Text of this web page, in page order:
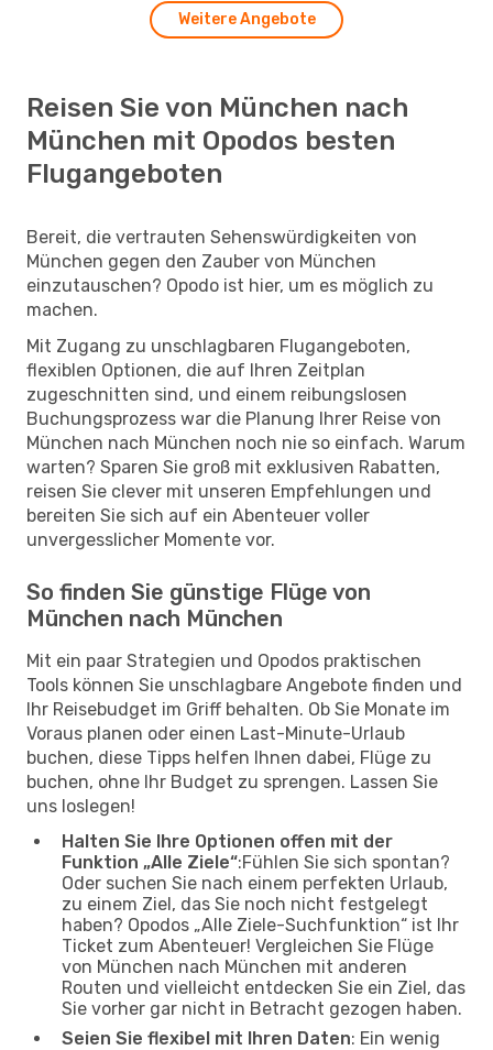
Weitere Angebote
Reisen Sie von München nach
München mit Opodos besten
Flugangeboten
Bereit, die vertrauten Sehenswürdigkeiten von
München gegen den Zauber von München
einzutauschen? Opodo ist hier, um es möglich zu
machen.
Mit Zugang zu unschlagbaren Flugangeboten,
flexiblen Optionen, die auf Ihren Zeitplan
zugeschnitten sind, und einem reibungslosen
Buchungsprozess war die Planung Ihrer Reise von
München nach München noch nie so einfach. Warum
warten? Sparen Sie groß mit exklusiven Rabatten,
reisen Sie clever mit unseren Empfehlungen und
bereiten Sie sich auf ein Abenteuer voller
unvergesslicher Momente vor.
So finden Sie günstige Flüge von
München nach München
Mit ein paar Strategien und Opodos praktischen
Tools können Sie unschlagbare Angebote finden und
Ihr Reisebudget im Griff behalten. Ob Sie Monate im
Voraus planen oder einen Last-Minute-Urlaub
buchen, diese Tipps helfen Ihnen dabei, Flüge zu
buchen, ohne Ihr Budget zu sprengen. Lassen Sie
uns loslegen!
Halten Sie Ihre Optionen offen mit der
Funktion „Alle Ziele“:Fühlen Sie sich spontan?
Oder suchen Sie nach einem perfekten Urlaub,
zu einem Ziel, das Sie noch nicht festgelegt
haben? Opodos „Alle Ziele-Suchfunktion“ ist Ihr
Ticket zum Abenteuer! Vergleichen Sie Flüge
von München nach München mit anderen
Routen und vielleicht entdecken Sie ein Ziel, das
Sie vorher gar nicht in Betracht gezogen haben.
Seien Sie flexibel mit Ihren Daten: Ein wenig